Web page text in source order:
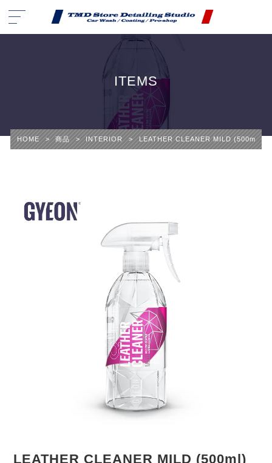
ITEMS
HOME > 商品 > INTERIOR > LEATHER CLEANER MILD (500ml)
LEATHER CLEANER MILD (500ml)